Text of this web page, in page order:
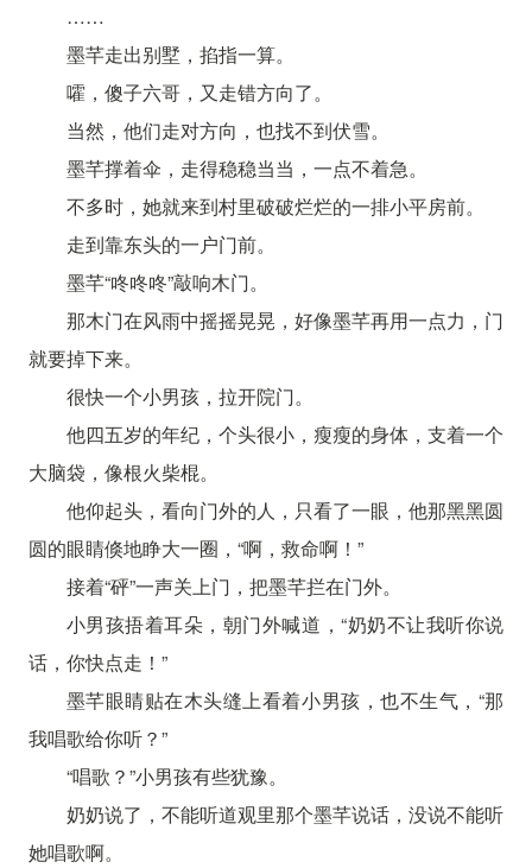
……
墨芊走出别墅，掐指一算。
嚯，傻子六哥，又走错方向了。
当然，他们走对方向，也找不到伏雪。
墨芊撑着伞，走得稳稳当当，一点不着急。
不多时，她就来到村里破破烂烂的一排小平房前。
走到靠东头的一户门前。
墨芊“咚咚咚”敲响木门。
那木门在风雨中摇摇晃晃，好像墨芊再用一点力，门
就要掉下来。
很快一个小男孩，拉开院门。
他四五岁的年纪，个头很小，瘦瘦的身体，支着一个
大脑袋，像根火柴棍。
他仰起头，看向门外的人，只看了一眼，他那黑黑圆
圆的眼睛倏地睁大一圈，“啊，救命啊！”
接着“砰”一声关上门，把墨芊拦在门外。
小男孩捂着耳朵，朝门外喊道，“奶奶不让我听你说
话，你快点走！”
墨芊眼睛贴在木头缝上看着小男孩，也不生气，“那
我唱歌给你听？”
“唱歌？”小男孩有些犹豫。
奶奶说了，不能听道观里那个墨芊说话，没说不能听
她唱歌啊。